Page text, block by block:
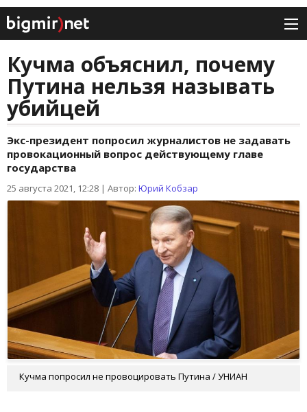
Кучма объяснил, почему
Путина нельзя называть
убийцей
Экс-президент попросил журналистов не задавать
провокационный вопрос действующему главе
государства
25 августа 2021, 12:28 | Автор: Юрий Кобзар
Кучма попросил не провоцировать Путина / УНИАН